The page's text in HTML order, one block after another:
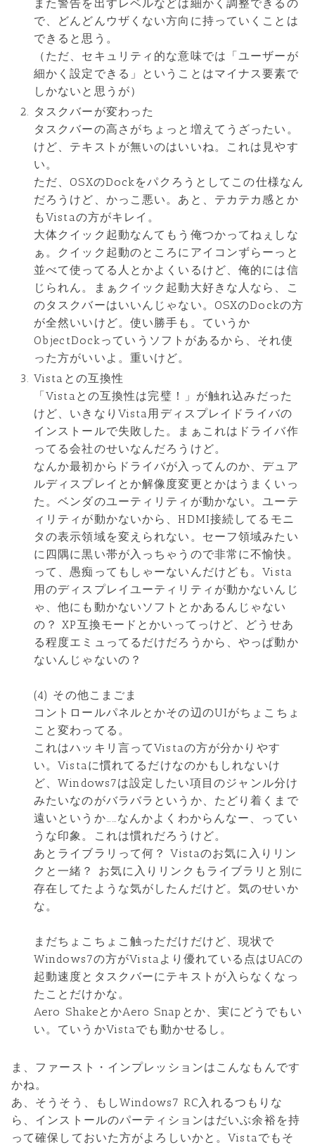
また警告を出すレベルなどは細かく調整できるの
で、どんどんウザくない方向に持っていくことは
できると思う。
（ただ、セキュリティ的な意味では「ユーザーが
細かく設定できる」ということはマイナス要素で
しかないと思うが）
タスクバーが変わった
タスクバーの高さがちょっと増えてうざったい。
けど、テキストが無いのはいいね。これは見やす
い。
ただ、OSXのDockをパクろうとしてこの仕様なん
だろうけど、かっこ悪い。あと、テカテカ感とか
もVistaの方がキレイ。
大体クイック起動なんてもう俺つかってねぇしな
ぁ。クイック起動のところにアイコンずらーっと
並べて使ってる人とかよくいるけど、俺的には信
じられん。まぁクイック起動大好きな人なら、こ
のタスクバーはいいんじゃない。OSXのDockの方
が全然いいけど。使い勝手も。ていうか
ObjectDockっていうソフトがあるから、それ使
った方がいいよ。重いけど。
Vistaとの互換性
「Vistaとの互換性は完璧！」が触れ込みだった
けど、いきなりVista用ディスプレイドライバの
インストールで失敗した。まぁこれはドライバ作
ってる会社のせいなんだろうけど。
なんか最初からドライバが入ってんのか、デュア
ルディスプレイとか解像度変更とかはうまくいっ
た。ベンダのユーティリティが動かない。ユーテ
ィリティが動かないから、HDMI接続してるモニ
タの表示領域を変えられない。セーフ領域みたい
に四隅に黒い帯が入っちゃうので非常に不愉快。
って、愚痴ってもしゃーないんだけども。Vista
用のディスプレイユーティリティが動かないんじ
ゃ、他にも動かないソフトとかあるんじゃない
の？ XP互換モードとかいってっけど、どうせあ
る程度エミュってるだけだろうから、やっぱ動か
ないんじゃないの？
(4) その他こまごま
コントロールパネルとかその辺のUIがちょこちょ
こと変わってる。
これはハッキリ言ってVistaの方が分かりやす
い。Vistaに慣れてるだけなのかもしれないけ
ど、Windows7は設定したい項目のジャンル分け
みたいなのがバラバラというか、たどり着くまで
遠いというか……なんかよくわからんなー、ってい
うな印象。これは慣れだろうけど。
あとライブラリって何？ Vistaのお気に入りリン
クと一緒？ お気に入りリンクもライブラリと別に
存在してたような気がしたんだけど。気のせいか
な。
まだちょこちょこ触っただけだけど、現状で
Windows7の方がVistaより優れている点はUACの
起動速度とタスクバーにテキストが入らなくなっ
たことだけかな。
Aero ShakeとかAero Snapとか、実にどうでもい
い。ていうかVistaでも動かせるし。
ま、ファースト・インプレッションはこんなもんです
かね。
あ、そうそう、もしWindows7 RC入れるつもりな
ら、インストールのパーティションはだいぶ余裕を持
って確保しておいた方がよろしいかと。Vistaでもそ